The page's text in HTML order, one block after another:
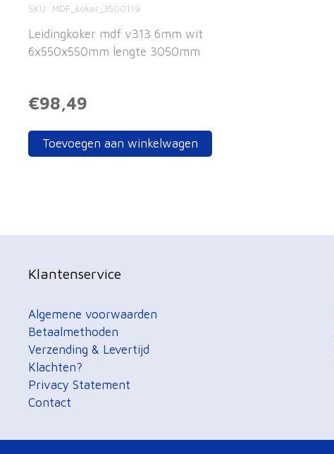
SKU MDF_koker_3500119
Leidingkoker mdf v313 6mm wit
6x550x550mm lengte 3050mm
€98,49
Toevoegen aan winkelwagen
Klantenservice
Algemene voorwaarden
Betaalmethoden
Verzending & Levertijd
Klachten?
Privacy Statement
Contact